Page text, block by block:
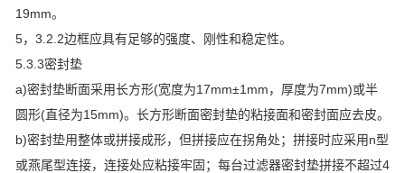
19mm。
5，3.2.2边框应具有足够的强度、刚性和稳定性。
5.3.3密封垫
a)密封垫断面采用长方形(宽度为17mm±1mm，厚度为7mm)或半
圆形(直径为15mm)。长方形断面密封垫的粘接面和密封面应去皮。
b)密封垫用整体或拼接成形，但拼接应在拐角处；拼接时应采用n型
或燕尾型连接，连接处应粘接牢固；每台过滤器密封垫拼接不超过4